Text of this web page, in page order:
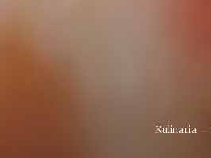
Kulinaria